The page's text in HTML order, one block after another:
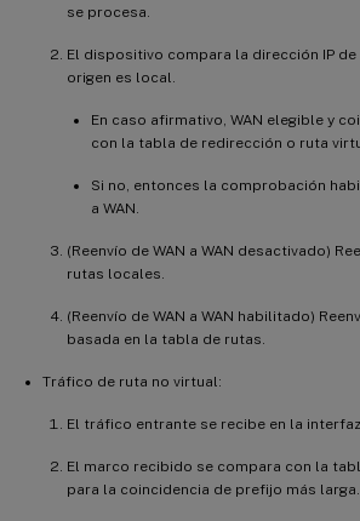
se procesa.
El dispositivo compara la dirección IP de
origen es local.
En caso afirmativo, WAN elegible y
con la tabla de redirección o ruta
Si no, entonces la comprobación
a WAN.
(Reenvío de WAN a WAN desactivado)
rutas locales.
(Reenvío de WAN a WAN habilitado)
basada en la tabla de rutas.
Tráfico de ruta no virtual:
El tráfico entrante se recibe en la
El marco recibido se compara con la
para la coincidencia de prefijo más larga.